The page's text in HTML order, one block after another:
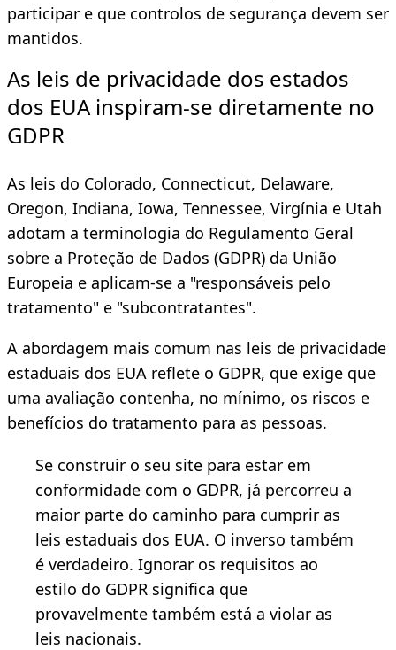
participar e que controlos de segurança devem ser
mantidos.
As leis de privacidade dos estados
dos EUA inspiram-se diretamente no
GDPR
As leis do Colorado, Connecticut, Delaware,
Oregon, Indiana, Iowa, Tennessee, Virgínia e Utah
adotam a terminologia do Regulamento Geral
sobre a Proteção de Dados (GDPR) da União
Europeia e aplicam-se a "responsáveis pelo
tratamento" e "subcontratantes".
A abordagem mais comum nas leis de privacidade
estaduais dos EUA reflete o GDPR, que exige que
uma avaliação contenha, no mínimo, os riscos e
benefícios do tratamento para as pessoas.
Se construir o seu site para estar em
conformidade com o GDPR, já percorreu a
maior parte do caminho para cumprir as
leis estaduais dos EUA. O inverso também
é verdadeiro. Ignorar os requisitos ao
estilo do GDPR significa que
provavelmente também está a violar as
leis nacionais.